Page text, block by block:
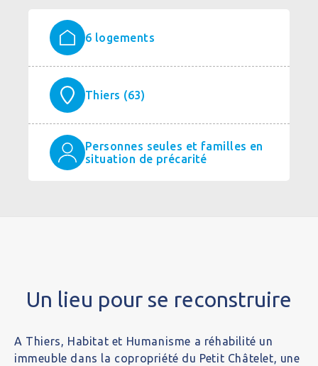
6 logements
Thiers (63)
Personnes seules et familles en
situation de précarité
Un lieu pour se reconstruire
A Thiers, Habitat et Humanisme a réhabilité un
immeuble dans la copropriété du Petit Châtelet, une